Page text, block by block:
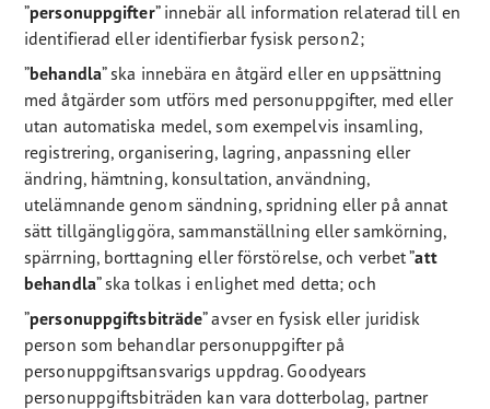
”personuppgifter” innebär all information relaterad till en
identifierad eller identifierbar fysisk person2;
”behandla” ska innebära en åtgärd eller en uppsättning
med åtgärder som utförs med personuppgifter, med eller
utan automatiska medel, som exempelvis insamling,
registrering, organisering, lagring, anpassning eller
ändring, hämtning, konsultation, användning,
utelämnande genom sändning, spridning eller på annat
sätt tillgängliggöra, sammanställning eller samkörning,
spärrning, borttagning eller förstörelse, och verbet ”att
behandla” ska tolkas i enlighet med detta; och
”personuppgiftsbiträde” avser en fysisk eller juridisk
person som behandlar personuppgifter på
personuppgiftsansvarigs uppdrag. Goodyears
personuppgiftsbiträden kan vara dotterbolag, partner